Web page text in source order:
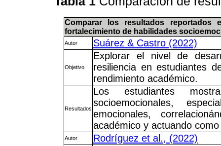
Comparar los resultados reportados
fortalecimiento de habilidades
Autor Suárez & Castro (2022)
Objetivo
Explorar el nivel de
resiliencia en estudiantes
rendimiento académico.
Resultados
Los estudiantes
socioemocionales,
emocionales,
académico y actuando
Autor
Rodríguez et al., (2022)